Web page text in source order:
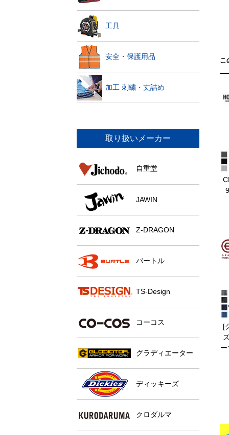
工具
安全・保護用品
加工 刺繍・丈詰め
取り扱いメーカー
自重堂
JAWIN
Z-DRAGON
バートル
TS-Design
コーコス
グラディエーター
ディッキーズ
クロダルマ
こ
[